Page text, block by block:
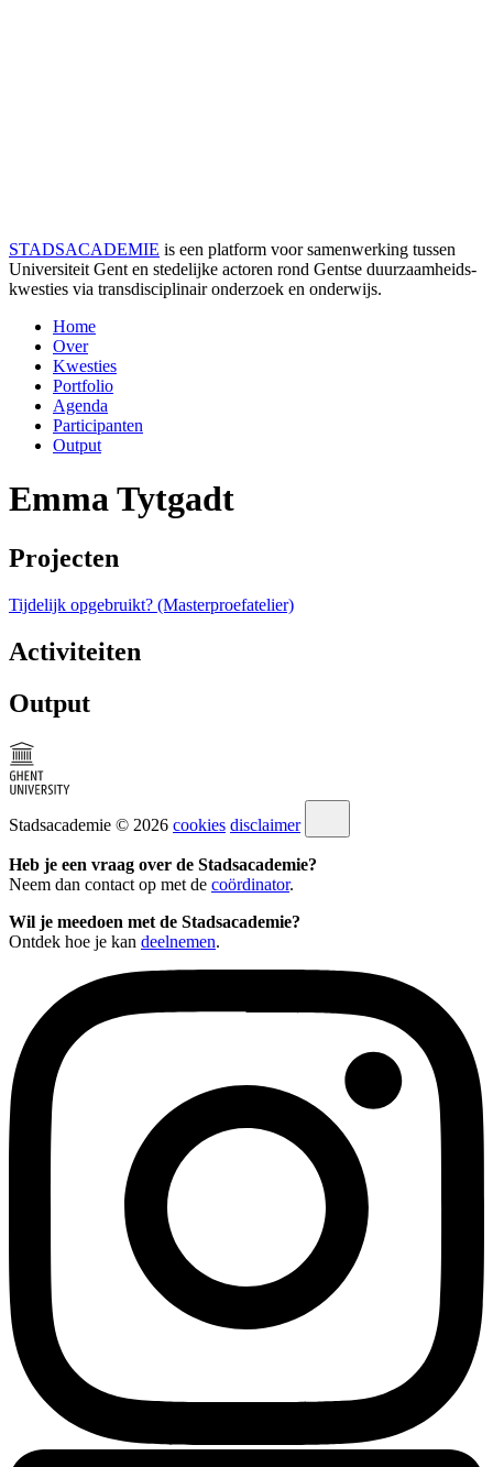
STADSACADEMIE is een platform voor samenwerking tussen
Universiteit Gent en stedelijke actoren rond Gentse duurzaamheids­
kwesties via transdisciplinair onderzoek en onderwijs.
Home
Over
Kwesties
Portfolio
Agenda
Participanten
Output
Emma Tytgadt
Projecten
Tijdelijk opgebruikt? (Masterproefatelier)
Activiteiten
Output
Stadsacademie © 2026 cookies disclaimer
Heb je een vraag over de Stadsacademie?
Neem dan contact op met de coördinator.
Wil je meedoen met de Stadsacademie?
Ontdek hoe je kan deelnemen.